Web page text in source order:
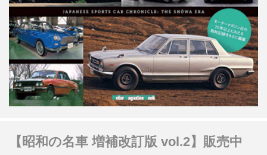
【昭和の名車 増補改訂版 vol.2】販売中